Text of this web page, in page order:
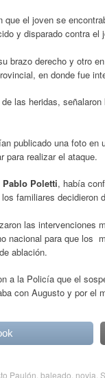
el joven se
y disparado contra el
brazo derecho y otro
en donde fue
las heridas,
publicado una foto
para realizar el ataque.
Pablo Poletti, había
familiares decidieron
las intervenciones
nacional para que los
ablación.
a la Policía que el
con Augusto y por el
Paulón baleado novia